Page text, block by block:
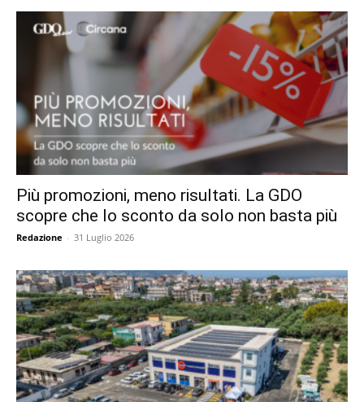
Più promozioni, meno risultati. La GDO
scopre che lo sconto da solo non basta più
Redazione - 31 Luglio 2026